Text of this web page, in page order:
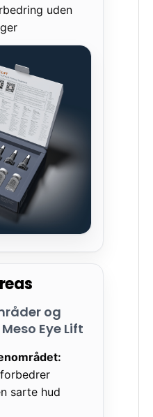
uden
og
Eye Lift
sarte hud